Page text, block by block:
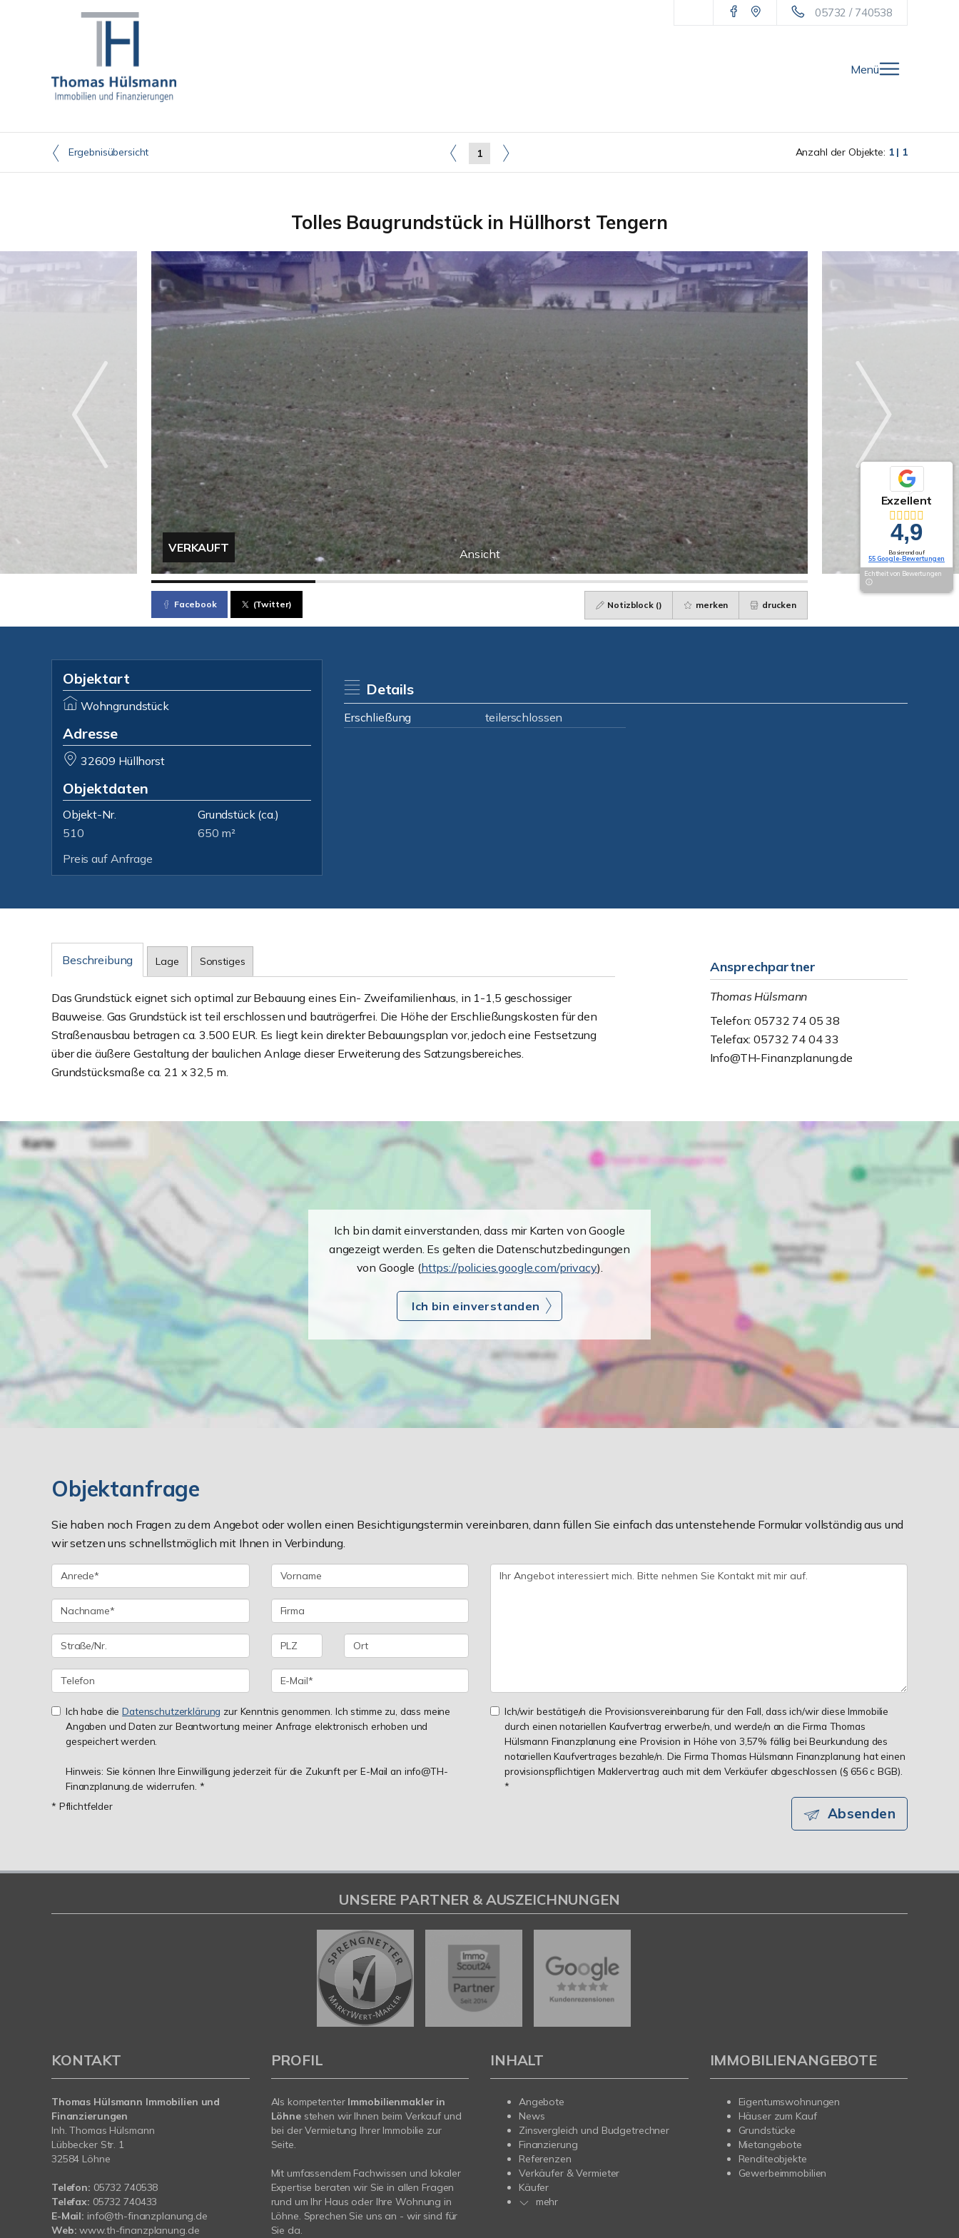
05732 / 740538
Menü
Ergebnisübersicht 1 Anzahl der Objekte: 1 | 1
Tolles Baugrundstück in Hüllhorst Tengern
Ansicht
VERKAUFT
Facebook (Twitter) Notizblock () merken drucken
Objektart
Wohngrundstück
Adresse
32609 Hüllhorst
Objektdaten
Objekt-Nr.
510
Grundstück(ca.)
650 m²
Preis auf Anfrage
Details
Erschließung teilerschlossen
Beschreibung Lage Sonstiges
Das Grundstück eignet sich optimal zur Bebauung eines Ein- Zweifamilienhaus, in 1-1,5 geschossiger
Bauweise. Gas Grundstück ist teil erschlossen und bauträgerfrei. Die Höhe der Erschließungskosten für den
Straßenausbau betragen ca. 3.500 EUR. Es liegt kein direkter Bebauungsplan vor, jedoch eine Festsetzung
über die äußere Gestaltung der baulichen Anlage dieser Erweiterung des Satzungsbereiches.
Grundstücksmaße ca. 21 x 32,5 m.
Ansprechpartner
Thomas Hülsmann
Telefon: 05732 74 05 38
Telefax: 05732 74 04 33
Info@TH-Finanzplanung.de
Ich bin damit einverstanden, dass mir Karten von Google
angezeigt werden. Es gelten die Datenschutzbedingungen
von Google (https://policies.google.com/privacy).
Ich bin einverstanden
Objektanfrage
Sie haben noch Fragen zu dem Angebot oder wollen einen Besichtigungstermin vereinbaren, dann füllen Sie einfach das untenstehende Formular vollständig aus und
wir setzen uns schnellstmöglich mit Ihnen in Verbindung.
Ich habe dieDatenschutzerklärung zur Kenntnis genommen. Ich stimme zu, dass meine
Angaben und Daten zur Beantwortung meiner Anfrage elektronisch erhoben und
gespeichert werden.
Hinweis: Sie können Ihre Einwilligung jederzeit für die Zukunft per E-Mail an info@TH-
Finanzplanung.de widerrufen. *
Ich/wir bestätige/n die Provisionsvereinbarung für den Fall, dass ich/wir diese Immobilie
durch einen notariellen Kaufvertrag erwerbe/n, und werde/n an die Firma Thomas
Hülsmann Finanzplanung eine Provision in Höhe von 3,57% fällig bei Beurkundung des
notariellen Kaufvertrages bezahle/n. Die Firma Thomas Hülsmann Finanzplanung hat einen
provisionspflichtigen Maklervertrag auch mit dem Verkäufer abgeschlossen (§ 656 c BGB).
*
* Pflichtfelder
Absenden
Exzellent
4,9
Basierend auf
55 Google-Bewertungen
Echtheit von Bewertungen
UNSERE PARTNER & AUSZEICHNUNGEN
KONTAKT
Thomas Hülsmann Immobilien und
Finanzierungen
Inh. Thomas Hülsmann
Lübbecker Str. 1
32584 Löhne
Telefon: 05732 740538
Telefax: 05732 740433
E-Mail: info@th-finanzplanung.de
Web: www.th-finanzplanung.de
PROFIL
Als kompetenter Immobilienmakler in
Löhnestehen wir Ihnen beim Verkauf und
bei der Vermietung Ihrer Immobilie zur
Seite.
Mit umfassendem Fachwissen und lokaler
Expertise beraten wir Sie in allen Fragen
rund um Ihr Haus oder Ihre Wohnung in
Löhne. Sprechen Sie uns an - wir sind für
Sie da.
INHALT
Angebote
News
Zinsvergleich und Budgetrechner
Finanzierung
Referenzen
Verkäufer & Vermieter
Käufer
mehr
IMMOBILIENANGEBOTE
Eigentumswohnungen
Häuser zum Kauf
Grundstücke
Mietangebote
Renditeobjekte
Gewerbeimmobilien